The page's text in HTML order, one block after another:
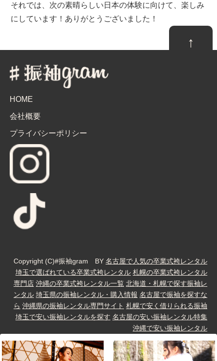
それでは、次の素晴らしい日本の体験に向けて、楽しみ
にしています！ありがとうございました！
↑
HOME
会社概要
プライバシーポリシー
Copyright (C)#振袖gram BY 名古屋で人気の卒業式袴レンタル
埼玉で選ばれている卒業式袴レンタル 札幌の卒業式袴レンタル
専門店 沖縄の卒業式袴レンタル一覧 北海道・札幌で探す振袖レ
ンタル 埼玉県の振袖レンタル・購入情報 名古屋で振袖を探すな
ら 沖縄県の振袖レンタル専門サイト 札幌で安く借りられる振袖
埼玉で安い振袖レンタルを探す 名古屋の安い振袖レンタル特集
沖縄で安い振袖レンタル